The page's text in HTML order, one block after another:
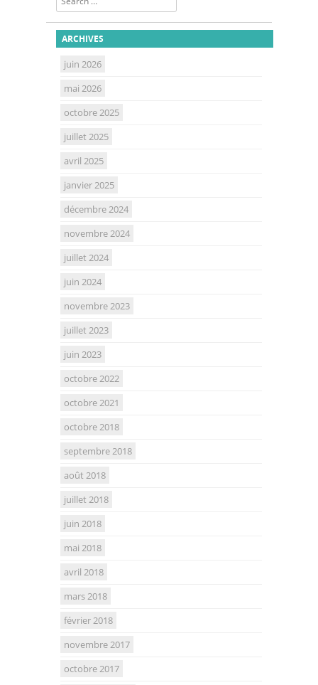
ARCHIVES
juin 2026
mai 2026
octobre 2025
juillet 2025
avril 2025
janvier 2025
décembre 2024
novembre 2024
juillet 2024
juin 2024
novembre 2023
juillet 2023
juin 2023
octobre 2022
octobre 2021
octobre 2018
septembre 2018
août 2018
juillet 2018
juin 2018
mai 2018
avril 2018
mars 2018
février 2018
novembre 2017
octobre 2017